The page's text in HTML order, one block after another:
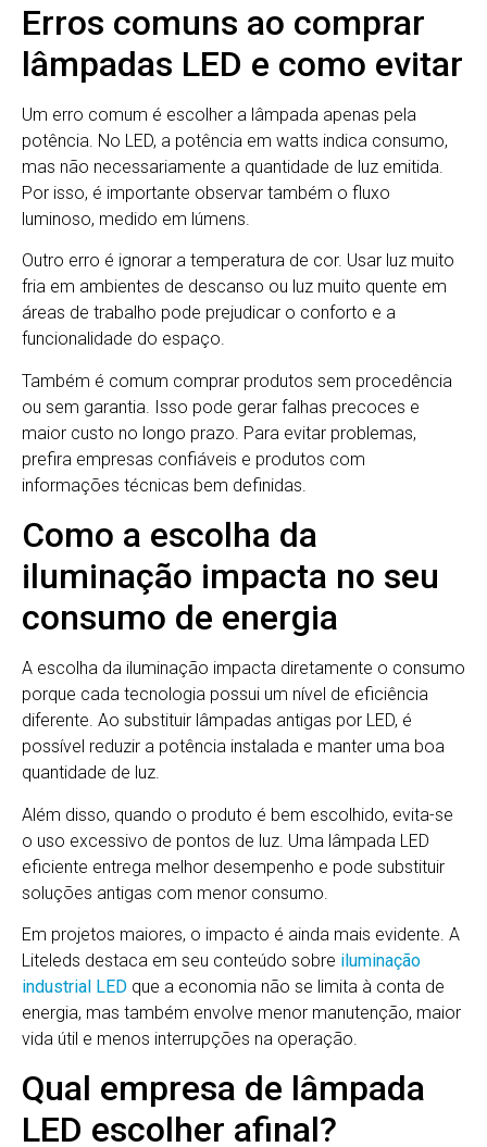
Erros comuns ao comprar
lâmpadas LED e como evitar
Um erro comum é escolher a lâmpada apenas pela
potência. No LED, a potência em watts indica consumo,
mas não necessariamente a quantidade de luz emitida.
Por isso, é importante observar também o fluxo
luminoso, medido em lúmens.
Outro erro é ignorar a temperatura de cor. Usar luz muito
fria em ambientes de descanso ou luz muito quente em
áreas de trabalho pode prejudicar o conforto e a
funcionalidade do espaço.
Também é comum comprar produtos sem procedência
ou sem garantia. Isso pode gerar falhas precoces e
maior custo no longo prazo. Para evitar problemas,
prefira empresas confiáveis e produtos com
informações técnicas bem definidas.
Como a escolha da
iluminação impacta no seu
consumo de energia
A escolha da iluminação impacta diretamente o consumo
porque cada tecnologia possui um nível de eficiência
diferente. Ao substituir lâmpadas antigas por LED, é
possível reduzir a potência instalada e manter uma boa
quantidade de luz.
Além disso, quando o produto é bem escolhido, evita-se
o uso excessivo de pontos de luz. Uma lâmpada LED
eficiente entrega melhor desempenho e pode substituir
soluções antigas com menor consumo.
Em projetos maiores, o impacto é ainda mais evidente. A
Liteleds destaca em seu conteúdo sobre iluminação
industrial LED que a economia não se limita à conta de
energia, mas também envolve menor manutenção, maior
vida útil e menos interrupções na operação.
Qual empresa de lâmpada
LED escolher afinal?